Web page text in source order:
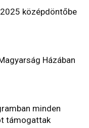
középdöntőbe
Házában
minden
támogattak